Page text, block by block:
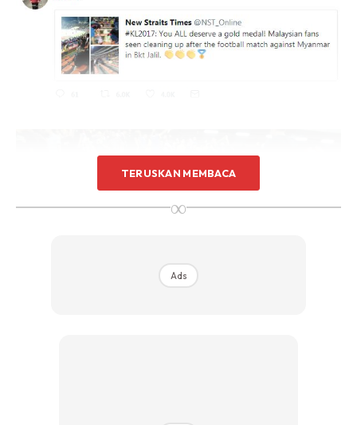
TERUSKAN MEMBACA
∞
Ads